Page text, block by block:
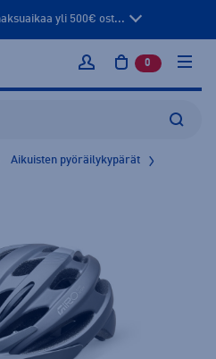
yli 500€ ost...
Kirjaudu sisään
0 tuotetta
Aikuisten pyöräilykypärät